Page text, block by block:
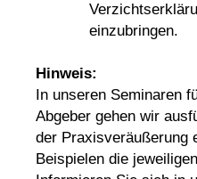
einzubringen.
Hinweis:
In unseren Seminaren
Abgeber gehen wir
der Praxisveräußerung
Beispielen die